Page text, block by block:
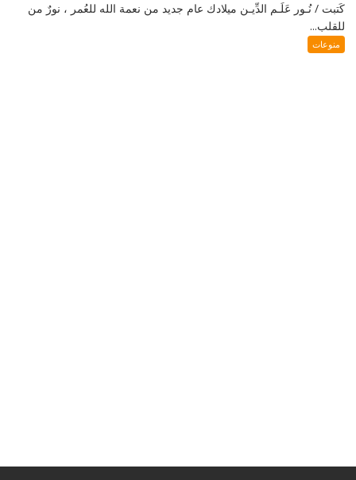
كَتبت / نُـور عَلَـم الدِّيـن ميلادك عام جديد من نعمة الله للعُمر ، نورٌ من
للقلب...
منوعات